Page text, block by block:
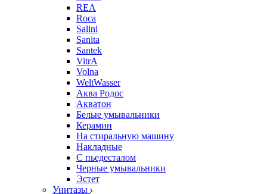
REA
Roca
Salini
Sanita
Santek
VitrA
Volna
WeltWasser
Аква Родос
Акватон
Белые умывальники
Керамин
На стиральную машину
Накладные
С пьедесталом
Черные умывальники
Эстет
Унитазы